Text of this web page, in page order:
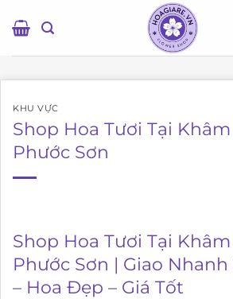
qua
KHU VỰC
Shop Hoa Tươi Tại
Phước Sơn
Shop Hoa Tươi Tại
Phước Sơn | Giao
– Hoa Đẹp – Giá Tốt